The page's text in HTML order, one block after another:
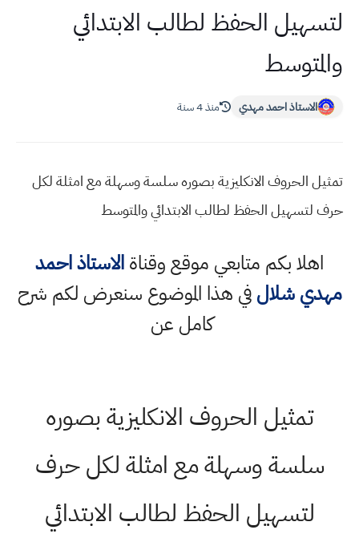
لتسهيل الحفظ لطالب الابتدائي
والمتوسط
الاستاذ احمد مهدي منذ 4 سنة
تمثيل الحروف الانكليزية بصوره سلسة وسهلة مع امثلة لكل
حرف لتسهيل الحفظ لطالب الابتدائي والمتوسط
اهلا بكم متابعي موقع وقناةالاستاذ احمد
مهدي شلالفي هذا الموضوع سنعرض لكم شرح
كامل عن
تمثيل الحروف الانكليزية بصوره
سلسة وسهلة مع امثلة لكل حرف
لتسهيل الحفظ لطالب الابتدائي